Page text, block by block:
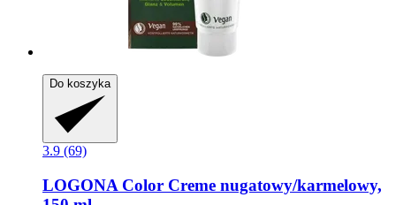
Do koszyka
3.9 (69)
LOGONA Color Creme nugatowy/karmelowy,